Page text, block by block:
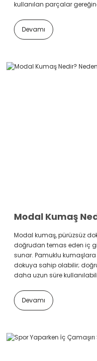
kullanılan parçalar
Devamı
Modal kumaş, pürüzsüz
doğrudan temas eden iç
sunar. Pamuklu
dokuya sahip olabilir;
daha uzun süre
Devamı